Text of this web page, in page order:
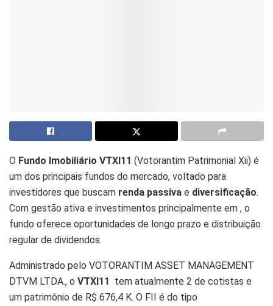
O Fundo Imobiliário VTXI11 (Votorantim Patrimonial Xii) é
um dos principais fundos do mercado, voltado para
investidores que buscam renda passiva e diversificação.
Com gestão ativa e investimentos principalmente em , o
fundo oferece oportunidades de longo prazo e distribuição
regular de dividendos.
Administrado pelo VOTORANTIM ASSET MANAGEMENT
DTVM LTDA., o VTXI11 tem atualmente 2 de cotistas e
um patrimônio de R$ 676,4 K. O FII é do tipo